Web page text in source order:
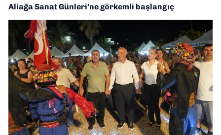
Aliağa Sanat Günleri’ne görkemli başlangıç